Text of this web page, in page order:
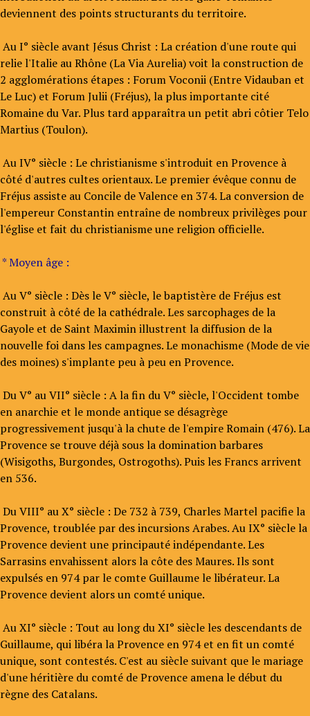
deviennent des points structurants du territoire.
Au I° siècle avant Jésus Christ : La création d'une route qui
relie l'Italie au Rhône (La Via Aurelia) voit la construction de
2 agglomérations étapes : Forum Voconii (Entre Vidauban et
Le Luc) et Forum Julii (Fréjus), la plus importante cité
Romaine du Var. Plus tard apparaîtra un petit abri côtier Telo
Martius (Toulon).
Au IV° siècle : Le christianisme s'introduit en Provence à
côté d'autres cultes orientaux. Le premier évêque connu de
Fréjus assiste au Concile de Valence en 374. La conversion de
l'empereur Constantin entraîne de nombreux privilèges pour
l'église et fait du christianisme une religion officielle.
* Moyen âge :
Au V° siècle : Dès le V° siècle, le baptistère de Fréjus est
construit à côté de la cathédrale. Les sarcophages de la
Gayole et de Saint Maximin illustrent la diffusion de la
nouvelle foi dans les campagnes. Le monachisme (Mode de vie
des moines) s'implante peu à peu en Provence.
Du V° au VII° siècle : A la fin du V° siècle, l'Occident tombe
en anarchie et le monde antique se désagrège
progressivement jusqu'à la chute de l'empire Romain (476). La
Provence se trouve déjà sous la domination barbares
(Wisigoths, Burgondes, Ostrogoths). Puis les Francs arrivent
en 536.
Du VIII° au X° siècle : De 732 à 739, Charles Martel pacifie la
Provence, troublée par des incursions Arabes. Au IX° siècle la
Provence devient une principauté indépendante. Les
Sarrasins envahissent alors la côte des Maures. Ils sont
expulsés en 974 par le comte Guillaume le libérateur. La
Provence devient alors un comté unique.
Au XI° siècle : Tout au long du XI° siècle les descendants de
Guillaume, qui libéra la Provence en 974 et en fit un comté
unique, sont contestés. C'est au siècle suivant que le mariage
d'une héritière du comté de Provence amena le début du
règne des Catalans.